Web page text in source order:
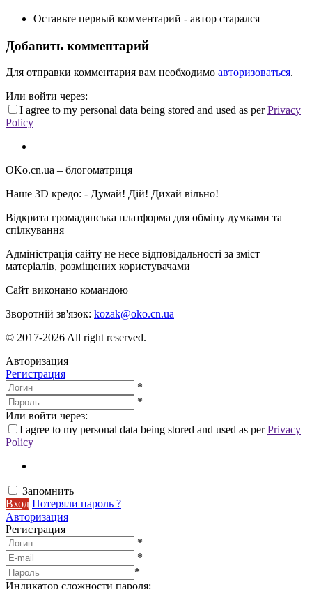
Оставьте первый комментарий - автор старался
Добавить комментарий
Для отправки комментария вам необходимо авторизоваться.
Или войти через:
I agree to my personal data being stored and used as perPrivacy
Policy
OKo.cn.ua – блогоматриця
Наше 3D кредо: - Думай! Дій! Дихай вільно!
Відкрита громадянська платформа для обміну думками та
спілкування
Адміністрація сайту не несе відповідальності за зміст
матеріалів, розміщених користувачами
Сайт виконано командою
Зворотній зв'язок: kozak@oko.cn.ua
© 2017-2026 All right reserved.
Авторизация
Регистрация
*
*
Или войти через:
I agree to my personal data being stored and used as perPrivacy
Policy
Запомнить
Вход Потеряли пароль ?
Авторизация
Регистрация
*
*
*
Индикатор сложности пароля: